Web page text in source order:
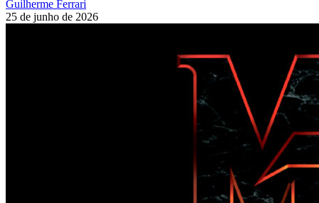
Guilherme Ferrari
25 de junho de 2026